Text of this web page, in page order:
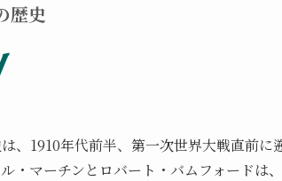
歴史
、1910年代前半、第一次世界大戦直前に
・マーチンとロバート・バムフォード